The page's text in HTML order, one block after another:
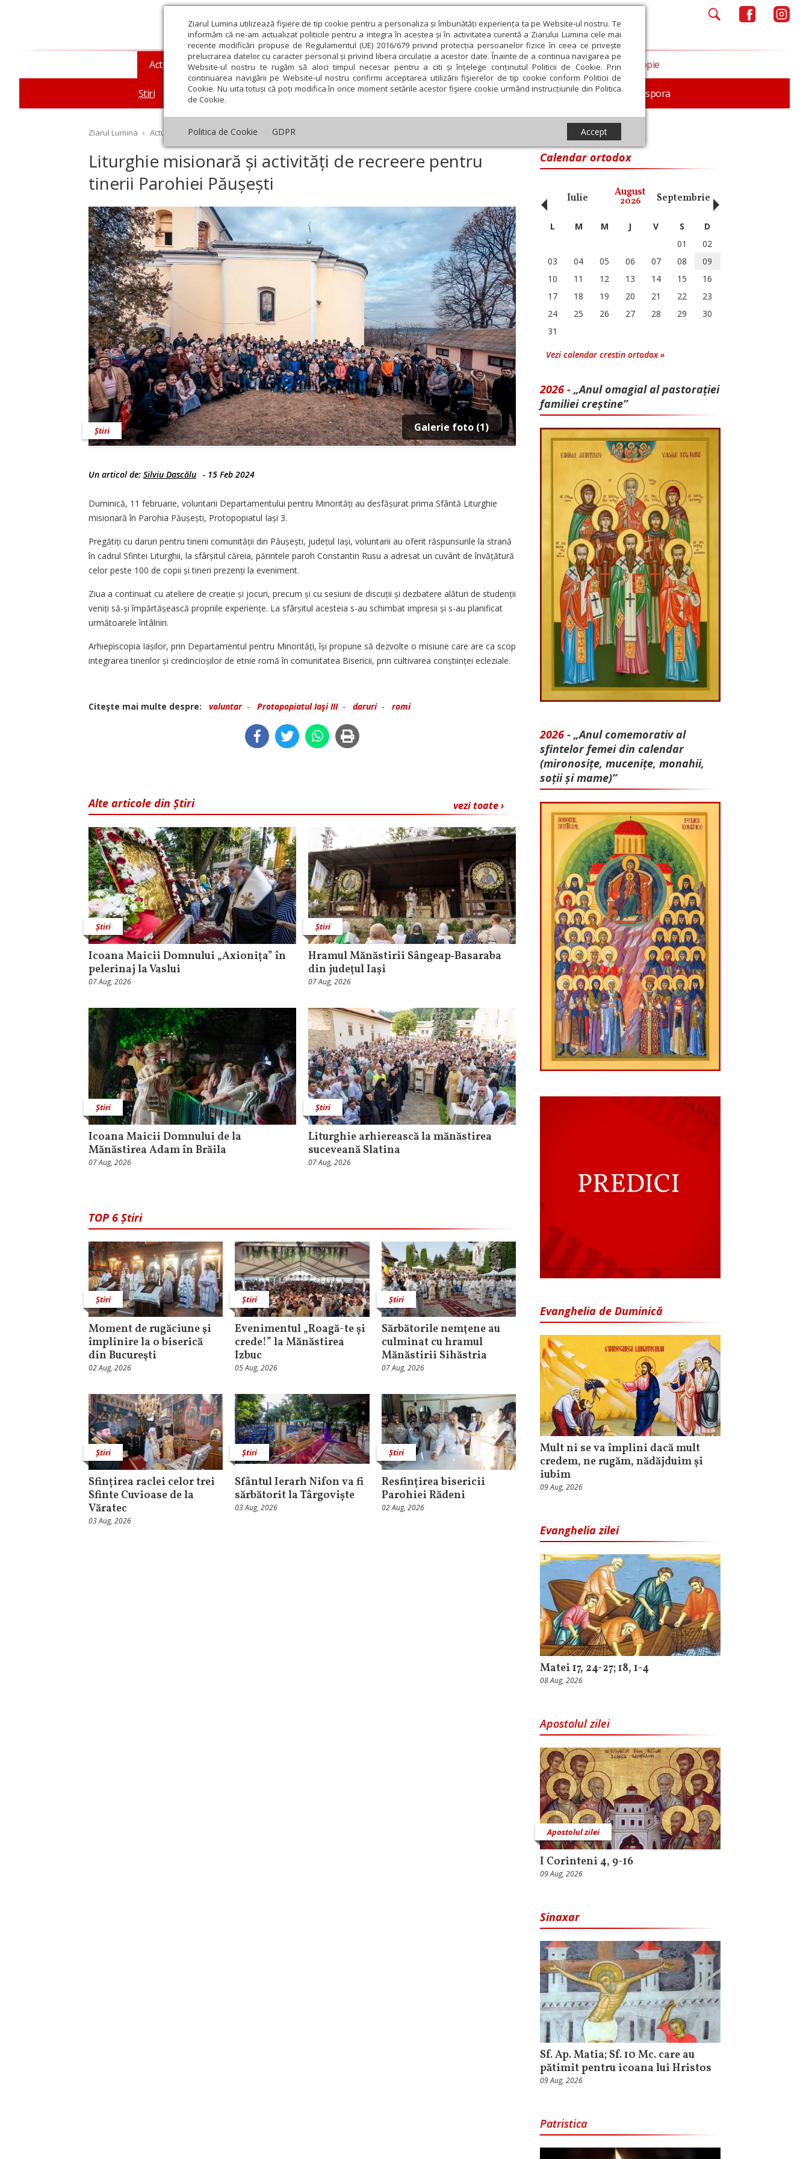
Ziarul Lumina utilizează fişiere de tip cookie pentru a personaliza și îmbunătăți experiența ta pe Website-ul nostru. Te
informăm că ne-am actualizat politicile pentru a integra în acestea și în activitatea curentă a Ziarului Lumina cele mai
recente modificări propuse de Regulamentul (UE) 2016/679 privind protecția persoanelor fizice în ceea ce privește
prelucrarea datelor cu caracter personal și privind libera circulație a acestor date. Înainte de a continua navigarea pe
Website-ul nostru te rugăm să aloci timpul necesar pentru a citi și înțelege conținutul Politicii de Cookie. Prin
continuarea navigării pe Website-ul nostru confirmi acceptarea utilizării fişierelor de tip cookie conform Politicii de
Cookie. Nu uita totuși că poți modifica în orice moment setările acestor fişiere cookie urmând instrucțiunile din Politica
de Cookie.
Politica de Cookie GDPR Accept
Actualitate religioasă
Știri Mesaje și cuvântări An omagial Comunicate de presă Documentar In memoriam Diaspora
Teologie și spiritualitate Educaţie și Cultură Societate Opinii Filantropie
Ziarul Lumina › Actualitate religioasă › Știri › Liturghie misionară și activități de recreere pentru tinerii Parohiei Păușești
Liturghie misionară și activități de recreere pentru
tinerii Parohiei Păușești
Galerie foto (1)
Știri
Un articol de: Silviu Dascălu - 15 Feb 2024
Duminică, 11 februarie, voluntarii Departamentului pentru Minorități au desfășurat prima Sfântă Liturghie
misionară în Parohia Păușești, Protopopiatul Iași 3.
Pregătiți cu daruri pentru tinerii comunității din Păușești, județul Iași, voluntarii au oferit răspunsurile la strană
în cadrul Sfintei Liturghii, la sfârșitul căreia, părintele paroh Constantin Rusu a adresat un cuvânt de învățătură
celor peste 100 de copii și tineri prezenți la eveniment.
Ziua a continuat cu ateliere de creație și jocuri, precum și cu sesiuni de discuții și dezbatere alături de studenții
veniți să-și împărtășească propriile experiențe. La sfârșitul acesteia s-au schimbat impresii și s-au planificat
următoarele întâlniri.
Arhiepiscopia Iașilor, prin Departamentul pentru Minorități, își propune să dezvolte o misiune care are ca scop
integrarea tinerilor și credincioșilor de etnie romă în comunitatea Bisericii, prin cultivarea conștiinței ecleziale.
Citeşte mai multe despre: voluntar- Protopopiatul Iaşi III- daruri- romi
vezi toate ›
Alte articole din Știri
Știri
Icoana Maicii Domnului „Axionița” în
pelerinaj la Vaslui
07 Aug, 2026
Știri
Hramul Mănăstirii Sângeap‑Basaraba
din judeţul Iaşi
07 Aug, 2026
Știri
Icoana Maicii Domnului de la
Mănăstirea Adam în Brăila
07 Aug, 2026
Știri
Liturghie arhierească la mănăstirea
suceveană Slatina
07 Aug, 2026
TOP 6 Știri
Știri
Moment de rugăciune şi
împlinire la o biserică
din Bucureşti
02 Aug, 2026
Știri
Evenimentul „Roagă-te și
crede!” la Mănăstirea
Izbuc
05 Aug, 2026
Știri
Sărbătorile nemţene au
culminat cu hramul
Mănăstirii Sihăstria
07 Aug, 2026
Știri
Sfințirea raclei celor trei
Sfinte Cuvioase de la
Văratec
03 Aug, 2026
Știri
Sfântul Ierarh Nifon va fi
sărbătorit la Târgoviște
03 Aug, 2026
Știri
Resfințirea bisericii
Parohiei Rădeni
02 Aug, 2026
Calendar ortodox
Ianuarie Iulie August
2026 Septembrie Octombrie
‹ L M M J V S
D
01
02
03
04 05 06 07 08
09
10
11 12 13 14 15
16
17
18 19 20 21 22
23
24
25 26 27 28 29
30
31
Vezi calendar crestin ortodox »
2026 - „Anul omagial al pastorației
familiei creștine”
2026 - „Anul comemorativ al
sfintelor femei din calendar
(mironosițe, mu­cenițe, monahii,
soții și mame)”
Evanghelia de Duminică
Mult ni se va împlini dacă mult
credem, ne rugăm, nădăjduim și
iubim
09 Aug, 2026
Evanghelia zilei
Matei 17, 24-27; 18, 1-4
08 Aug, 2026
Apostolul zilei
Apostolul zilei
I Corinteni 4, 9-16
09 Aug, 2026
Sinaxar
Sf. Ap. Matia; Sf. 10 Mc. care au
pătimit pentru icoana lui Hristos
09 Aug, 2026
Patristica